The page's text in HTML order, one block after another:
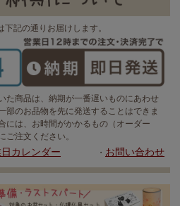
下記の通りお届けします。
た商品は、納期が一番遅いものにあわせ
部のお品物を先に発送することはできま
には、お時間がかかるもの（オーダー
ご注文ください。
カレンダー ・ お問い合わせ